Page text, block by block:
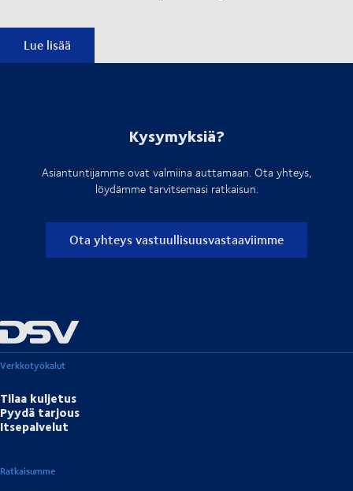
DSV:n kestävän kehityksen vaikutuskartta
Lue lisää
Kysymyksiä?
Asiantuntijamme ovat valmiina auttamaan. Ota yhteys,
löydämme tarvitsemasi ratkaisun.
Ota yhteys vastuullisuusvastaaviimme
Verkkotyökalut
Tilaa kuljetus
Pyydä tarjous
Itsepalvelut
Ratkaisumme